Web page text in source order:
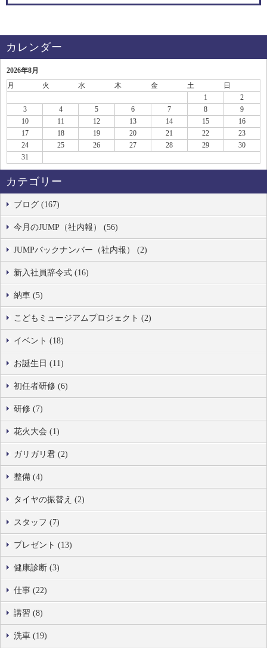
カレンダー
2026年8月
月
火 水 木 金 土
日
1
2
3
4 5 6 7 8
9
10
11 12 13 14 15
16
17
18 19 20 21 22
23
24
25 26 27 28 29
30
31
カテゴリー
ブログ (167)
今月のJUMP（社内報） (56)
JUMPバックナンバー（社内報） (2)
新入社員辞令式 (16)
納車 (5)
こどもミュージアムプロジェクト (2)
イベント (18)
お誕生日 (11)
初任者研修 (6)
研修 (7)
花火大会 (1)
ガリガリ君 (2)
整備 (4)
タイヤの振替え (2)
スタッフ (7)
プレゼント (13)
健康診断 (3)
仕事 (22)
講習 (8)
洗車 (19)